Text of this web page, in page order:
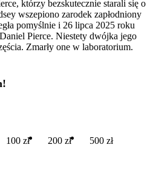
którzy bezskutecznie starali się o
wszepiono zarodek zapłodniony
pomyślnie i 26 lipca 2025 roku
Pierce. Niestety dwójka jego
Zmarły one w laboratorium.
100 zł 200 zł 500 zł